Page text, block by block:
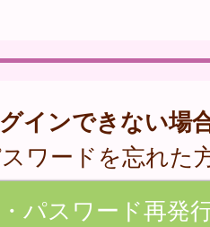
インできない場
ワードを忘れた
パスワード再発